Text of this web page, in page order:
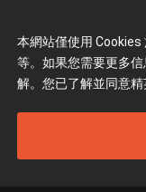
本網站僅使用 Cookies
等。如果您需要更多
解。您已了解並同意